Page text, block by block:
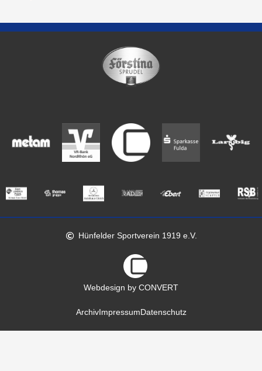
Hünfelder Sportverein 1919 e.V.
Webdesign by CONVERT
ArchivImpressum Datenschutz